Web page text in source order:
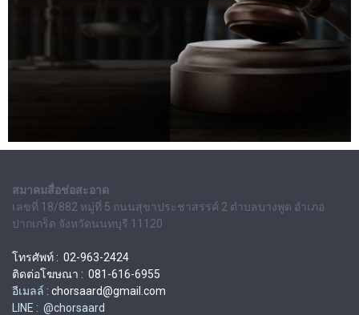
สมาคมสื่อช่อสะอาด
เลขที่ 18/882 หมู่ที่ 5 ถนนสุขาประชาสรรค์ 2 ตำบลบางพูด อำเภอ
ปากเกร็ด จังหวัดนนทบุรี 11120
โทรศัพท์ : 02-963-2424
ติดต่อโฆษณา : 081-616-6955
อีเมลล์ : chorsaard@gmail.com
LINE : @chorsaard